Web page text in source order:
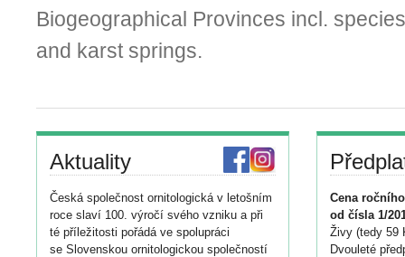
Biogeographical Provinces incl.
and karst springs.
Aktuality
Česká společnost ornitologická v letošním
roce slaví 100. výročí svého vzniku a při
té příležitosti pořádá ve spolupráci
se Slovenskou ornitologickou společností
Cena
od čísla 1/
Živy (tedy 59
Dvouleté